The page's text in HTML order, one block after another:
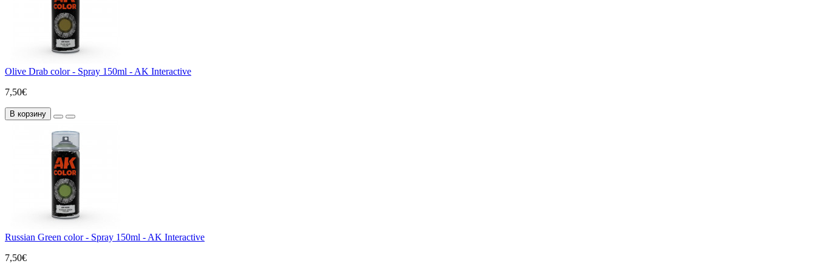
Olive Drab color - Spray 150ml - AK Interactive
7,50€
В корзину
Russian Green color - Spray 150ml - AK Interactive
7,50€